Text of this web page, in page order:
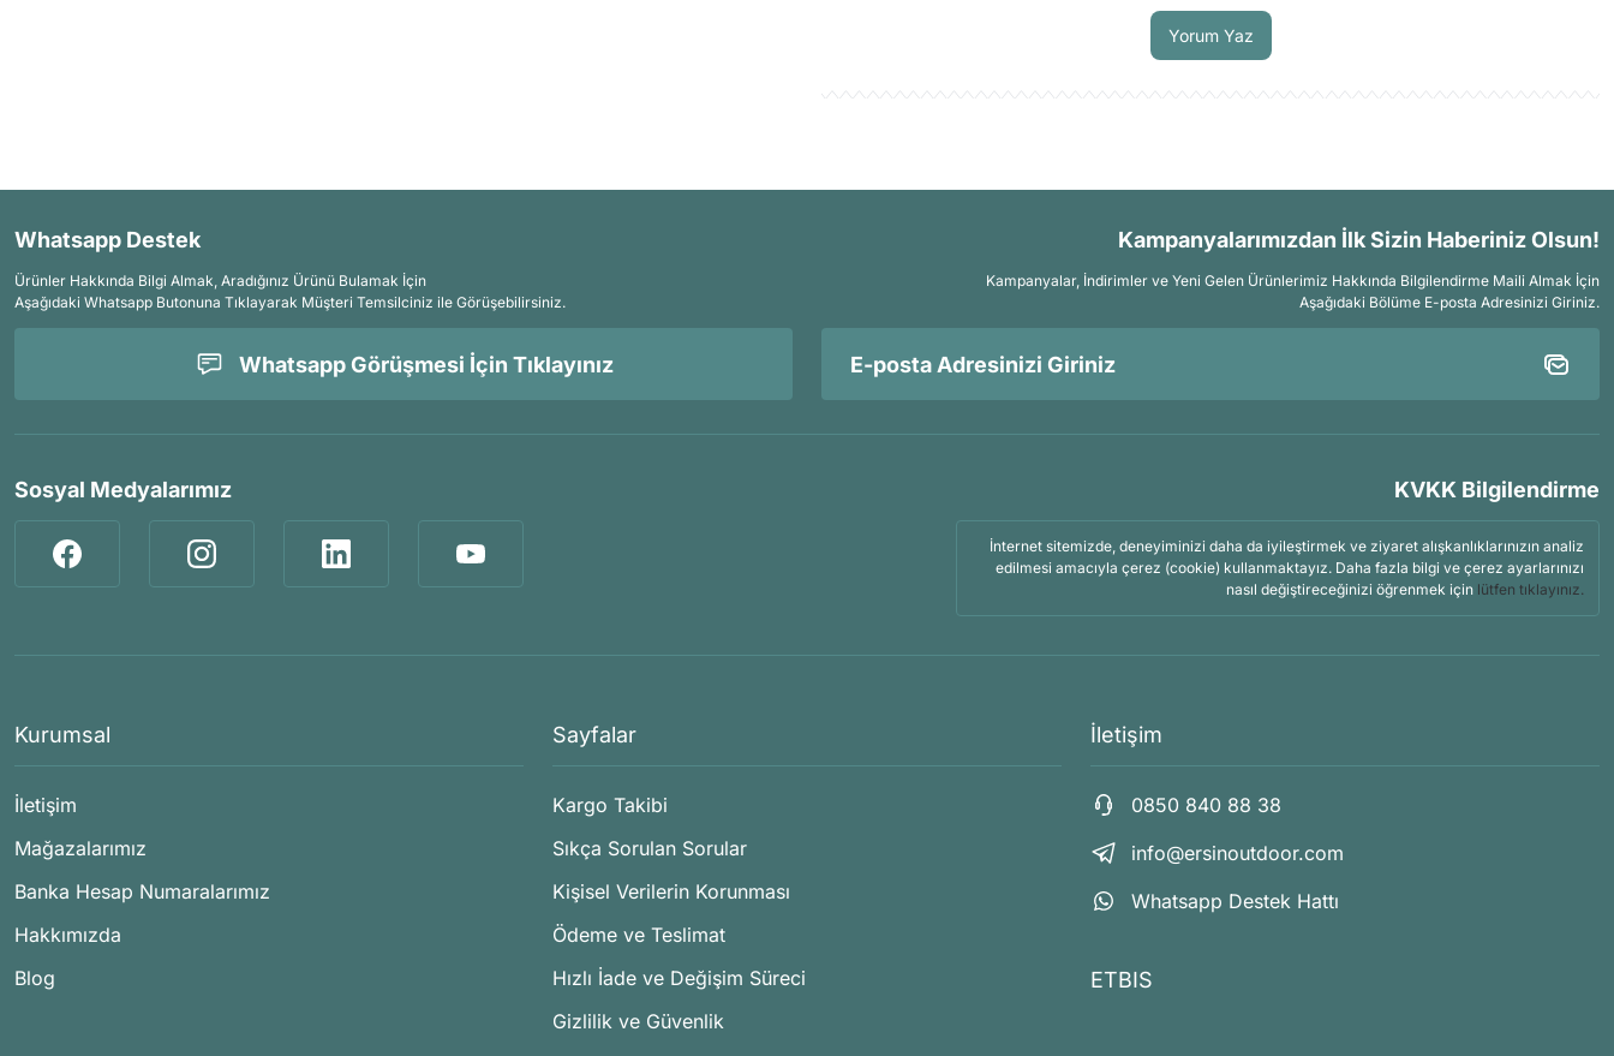
Yorum Yaz
Whatsapp Destek
Ürünler Hakkında Bilgi Almak, Aradığınız Ürünü Bulamak İçin
Aşağıdaki Whatsapp Butonuna Tıklayarak Müşteri Temsilciniz ile Görüşebilirsiniz.
Whatsapp Görüşmesi İçin Tıklayınız
Kampanyalarımızdan İlk Sizin Haberiniz Olsun!
Kampanyalar, İndirimler ve Yeni Gelen Ürünlerimiz Hakkında Bilgilendirme Maili Almak İçin
Aşağıdaki Bölüme E-posta Adresinizi Giriniz.
Sosyal Medyalarımız KVKK Bilgilendirme
İnternet sitemizde, deneyiminizi daha da iyileştirmek ve ziyaret alışkanlıklarınızın analiz
edilmesi amacıyla çerez (cookie) kullanmaktayız. Daha fazla bilgi ve çerez ayarlarınızı
nasıl değiştireceğinizi öğrenmek için lütfen tıklayınız.
Kurumsal
İletişim
Mağazalarımız
Banka Hesap Numaralarımız
Hakkımızda
Blog
Sayfalar
Kargo Takibi
Sıkça Sorulan Sorular
Kişisel Verilerin Korunması
Ödeme ve Teslimat
Hızlı İade ve Değişim Süreci
Gizlilik ve Güvenlik
İletişim
0850 840 88 38
info@ersinoutdoor.com
Whatsapp Destek Hattı
ETBIS